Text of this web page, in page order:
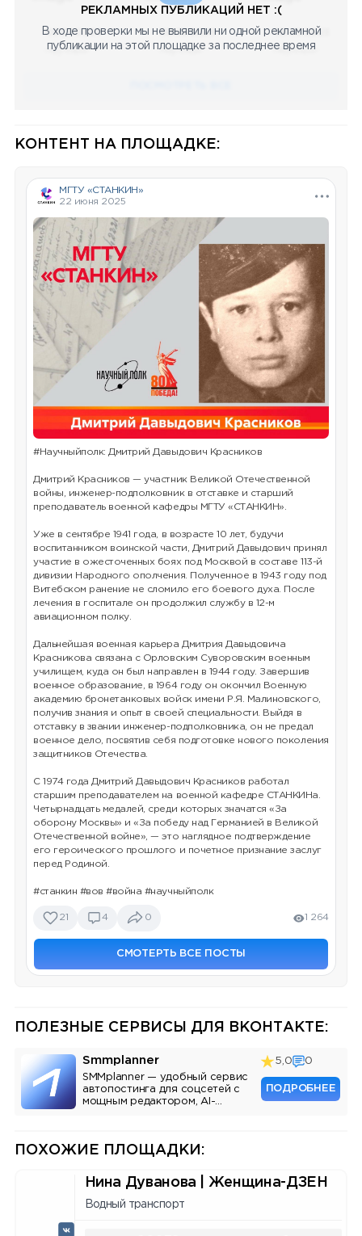
08.05.2023
Научный
08.05.2023
Научный
08.05.2023
Научный
РЕКЛАМНЫХ ПУБЛИКАЦИЙ НЕТ :(
В ходе проверки мы не выявили ни одной рекламной
публикации на этой площадке за последнее время
КОНТЕНТ НА ПЛОЩАДКЕ:
МГТУ «СТАНКИН»
22 июня 2025
#Научныйполк: Дмитрий Давыдович Красников
Дмитрий Красников — участник Великой Отечественной
войны, инженер-подполковник в отставке и старший
преподаватель военной кафедры МГТУ «СТАНКИН».
Уже в сентябре 1941 года, в возрасте 10 лет, будучи
воспитанником воинской части, Дмитрий Давыдович принял
участие в ожесточенных боях под Москвой в составе 113-й
дивизии Народного ополчения. Полученное в 1943 году под
Витебском ранение не сломило его боевого духа. После
лечения в госпитале он продолжил службу в 12-м
авиационном полку.
Дальнейшая военная карьера Дмитрия Давыдовича
Красникова связана с Орловским Суворовским военным
училищем, куда он был направлен в 1944 году. Завершив
военное образование, в 1964 году он окончил Военную
академию бронетанковых войск имени Р.Я. Малиновского,
получив знания и опыт в своей специальности. Выйдя в
отставку в звании инженер-подполковника, он не предал
военное дело, посвятив себя подготовке нового поколения
защитников Отечества.
С 1974 года Дмитрий Давыдович Красников работал
старшим преподавателем на военной кафедре СТАНКИНа.
Четырнадцать медалей, среди которых значатся «За
оборону Москвы» и «За победу над Германией в Великой
Отечественной войне», — это наглядное подтверждение
его героического прошлого и почетное признание заслуг
перед Родиной.
#станкин #вов #война #научныйполк
21 4 0 1 264
СМОТЕРТЬ ВСЕ ПОСТЫ
ПОЛЕЗНЫЕ СЕРВИСЫ ДЛЯ ВКОНТАКТЕ:
Smmplanner
SMMplanner — удобный сервис
автопостинга для соцсетей с
мощным редактором, AI-
5,0 0
ПОДРОБНЕЕ
ПОХОЖИЕ ПЛОЩАДКИ:
Нина Дуванова | Женщина-ДЗЕН
Водный транспорт